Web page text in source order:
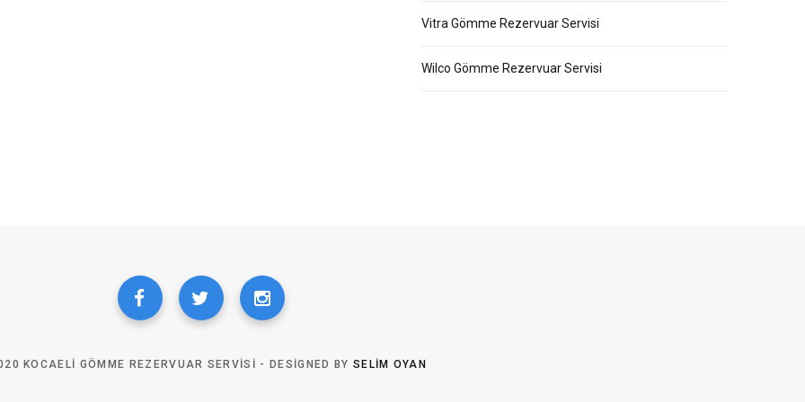
Vitra Gömme Rezervuar Servisi
Wilco Gömme Rezervuar Servisi
KOCAELI GÖMME REZERVUAR SERVISI - DESIGNED BY SELIM OYAN